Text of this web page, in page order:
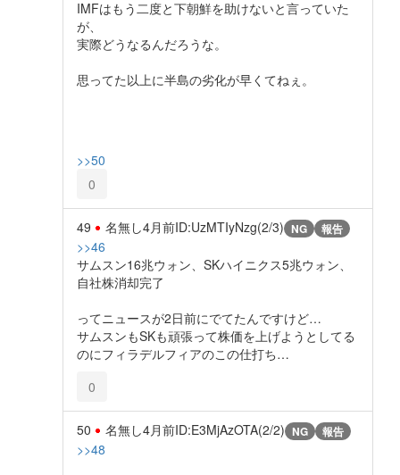
IMFはもう二度と下朝鮮を助けないと言っていた
が、
実際どうなるんだろうな。
思ってた以上に半島の劣化が早くてねぇ。
>>50
0
49 名無し4月前ID:UzMTIyNzg(2/3) NG 報告
>>46
サムスン16兆ウォン、SKハイニクス5兆ウォン、
自社株消却完了
ってニュースが2日前にでてたんですけど…
サムスンもSKも頑張って株価を上げようとしてる
のにフィラデルフィアのこの仕打ち…
0
50 名無し4月前ID:E3MjAzOTA(2/2) NG 報告
>>48